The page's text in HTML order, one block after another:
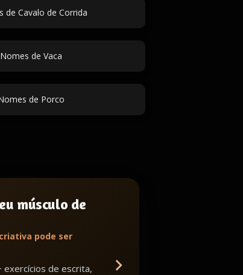
de Cavalo de Corrida
de Vaca
de Porco
músculo de
pode ser
exercícios de escrita,